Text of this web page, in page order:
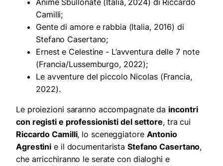
Anime Sbullonate (Italia, 2024) di Riccardo
Camilli;
Gente di amore e rabbia (Italia, 2016) di
Stefano Casertano;
Ernest e Celestine - L’avventura delle 7 note
(Francia/Lussemburgo, 2022);
Le avventure del piccolo Nicolas (Francia,
2022).
Le proiezioni saranno accompagnate da incontri
con registi e professionisti del settore, tra cui
Riccardo Camilli, lo sceneggiatore Antonio
Agrestini e il documentaristaStefano Casertano,
che arricchiranno le serate con dialoghi e